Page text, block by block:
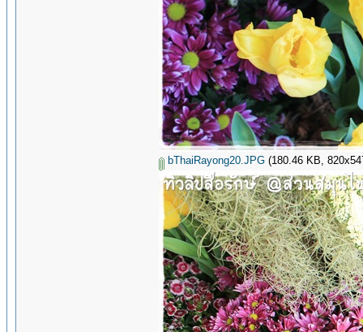
bThaiRayong20.JPG (180.46 KB,